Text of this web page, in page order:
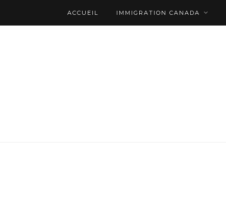
ACCUEIL IMMIGRATION CANADA